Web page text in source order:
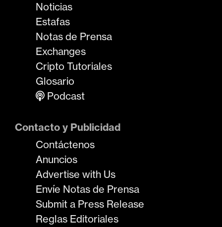
Noticias
Estafas
Notas de Prensa
Exchanges
Cripto Tutoriales
Glosario
Podcast
Contacto y Publicidad
Contáctenos
Anuncios
Advertise with Us
Envíe Notas de Prensa
Submit a Press Release
Reglas Editoriales